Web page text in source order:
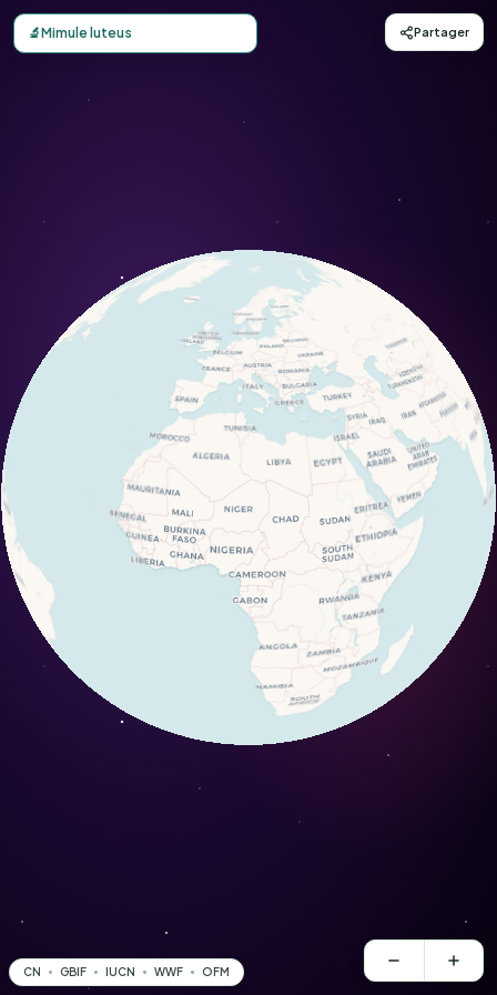
Carte d'observation du Mimule luteus (Mimulus luteus) -
🔬Mimule luteus Partager
CN GBIF IUCN WWF OFM